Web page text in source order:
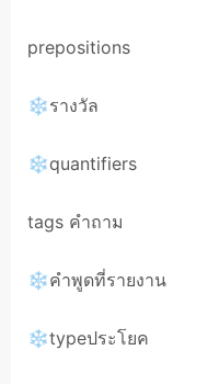
prepositions
❄รางวัล
❄quantifiers
tags คำถาม
❄คำพูดที่รายงาน
❄typeประโยค